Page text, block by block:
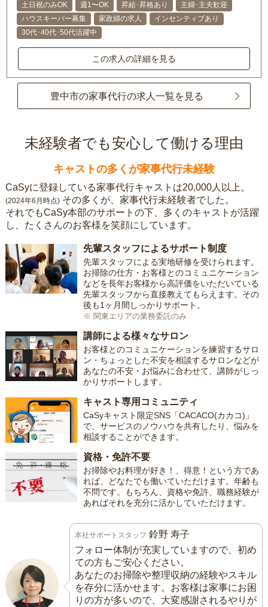
土日祝のみOK 週1〜OK 昇給･昇格あり
主婦･主夫歓迎
ハウスキーパー募集
家政婦の求人
インセンティブあり
30代･40代･50代活躍中
この求人の詳細を見る
豊中市の家事代行の求人一覧を見る
未経験者でも安心して働ける理由
キャストの多くが家事代行未経験
CaSyに登録している家事代行キャストは20,000人以上。
(2024年6月時点) その多くが、家事代行未経験者でした。
それでもCaSy本部のサポートの下、多くのキャストが活躍
し、たくさんのお客様を笑顔にしています。
先輩スタッフによるサポート制度
先輩スタッフによる実地研修を受けられます。
お掃除の仕方・お客様とのコミュニケーション
などを長年お客様から高評価をいただいている
先輩スタッフから直接教えてもらえます。その
後も1ヶ月間しっかりサポート。
※ 関東エリアの業務委託のみ
講師による様々なサロン
お客様とのコミュニケーションを練習するサロ
ン・ちょっとした不安を相談するサロンなどが
あなたの不安・お悩みに合わせて、講師がしっ
かりサポートします。
キャスト専用コミュニティ
CaSyキャスト限定SNS「CACACO(カカコ)」
で、サービスのノウハウを共有したり、悩みを
相談することができます。
資格・免許不要
お掃除やお料理が好き！、得意！という方であ
れば、どなたでも働いていただけます。年齢も
不問です。もちろん、資格や免許、職務経験が
あればそれを充分に活かしていただけます。
本社サポートスタッフ 鈴野 寿子
フォロー体制が充実していますので、初め
ての方もご安心ください。
あなたのお掃除や整理収納の経験やスキル
を存分に活かせます。お客様は家事にお困
りの方が多いので、大変感謝されるやりが